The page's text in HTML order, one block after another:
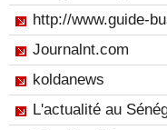
http://www.guide-
Journalnt.com
koldanews
L'actualité au